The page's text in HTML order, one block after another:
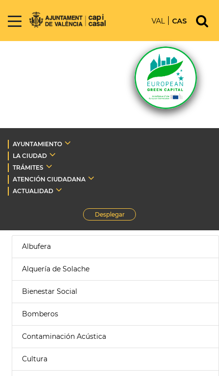
VAL CAS
AYUNTAMIENTO
LA CIUDAD
TRÁMITES
ATENCIÓN CIUDADANA
ACTUALIDAD
Desplegar
Albufera
Alquería de Solache
Bienestar Social
Bomberos
Contaminación Acústica
Cultura